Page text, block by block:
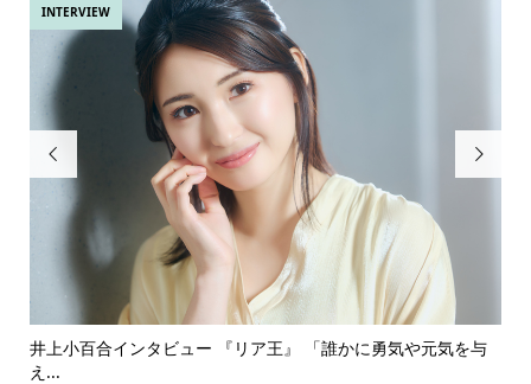

井上小百合インタビュー 『リア王』 「誰かに勇気や元気を与
え...
INTERVIEW
